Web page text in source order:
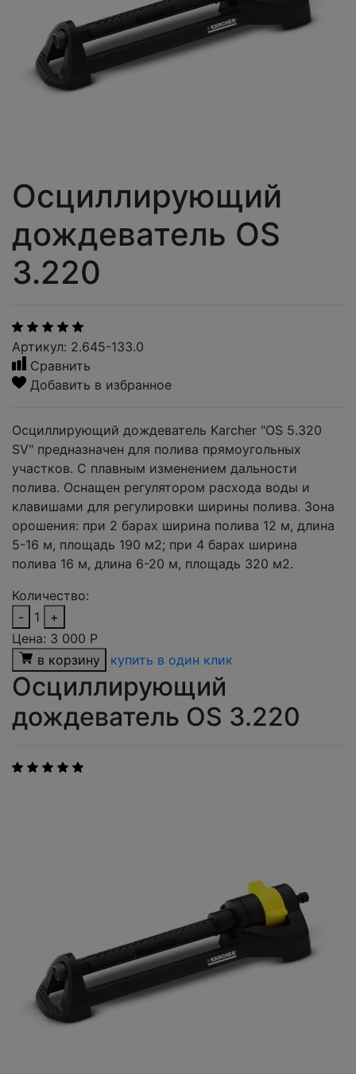
Осциллирующий
дождеватель OS
3.220
Артикул: 2.645-133.0
Сравнить
Добавить в избранное
Осциллирующий дождеватель Karcher "OS 5.320
SV" предназначен для полива прямоугольных
участков. С плавным изменением дальности
полива. Оснащен регулятором расхода воды и
клавишами для регулировки ширины полива. Зона
орошения: при 2 барах ширина полива 12 м, длина
5-16 м, площадь 190 м2; при 4 барах ширина
полива 16 м, длина 6-20 м, площадь 320 м2.
Количество:
-
1
+
Цена: 3 000 Р
в корзину
купить в один клик
Осциллирующий
дождеватель OS 3.220